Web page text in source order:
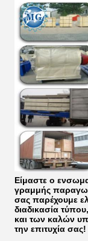
Είμαστε ο
γραμμής
σας παρέχουμε
διαδικασία
και των καλών
την επιτυχία σας!